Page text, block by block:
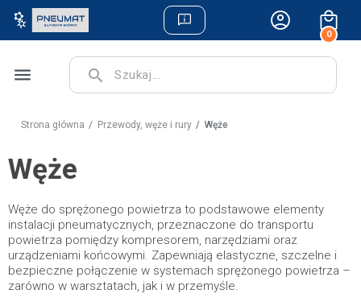
0
menu search
Strona główna Przewody, węże i rury Węże
Węże
Węże do sprężonego powietrza to podstawowe elementy
instalacji pneumatycznych, przeznaczone do transportu
powietrza pomiędzy kompresorem, narzędziami oraz
urządzeniami końcowymi. Zapewniają elastyczne, szczelne i
bezpieczne połączenie w systemach sprężonego powietrza –
zarówno w warsztatach, jak i w przemyśle.